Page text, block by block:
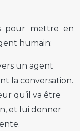
pour mettre en
humain:
un agent
la conversation.
qu’il va être
et lui donner